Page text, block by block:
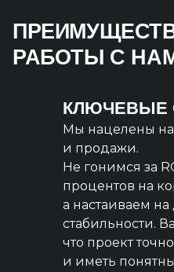
РАБОТЫ С
КЛЮЧЕВЫЕ
Мы нацелены на
и продажи.
Не гонимся за
процентов на
а настаиваем
стабильности.
что проект
и иметь